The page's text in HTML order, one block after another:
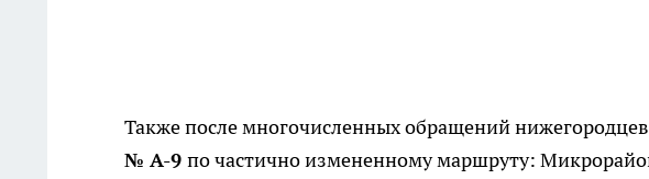
Также после многочисленных обращений
№ А-9 по частично измененному маршруту: